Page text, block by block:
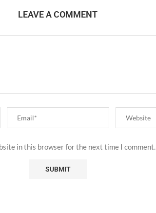
LEAVE A COMMENT
in this browser for the next time I comment.